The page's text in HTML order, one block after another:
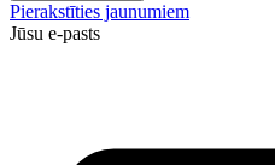
Pierakstīties jaunumiem
Jūsu e-pasts